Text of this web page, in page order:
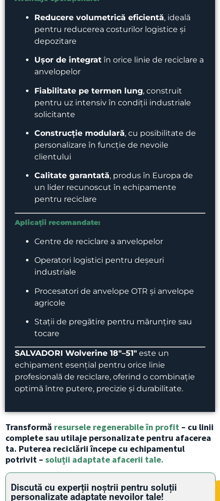
Reducere volumetrică eficientă, ideală
pentru reducerea costurilor logistice și
depozitare
Ușor de integrat în orice linie de reciclare a
anvelopelor
Fiabilitate pe termen lung, construit
pentru uz intensiv în condiții industriale
solicitante
Construcție modulară, cu posibilitate de
personalizare în funcție de nevoile
clientului
Calitate garantată, produs în Europa de
un lider recunoscut în echipamente
pentru reciclare
Aplicații recomandate:
Centre de reciclare a anvelopelor
Operatori logistici pentru deșeuri
industriale
Procesatori de anvelope OTR și anvelope
agricole
Stații de pregătire pentru mărunțire sau
tocare
SALVADORI Wolverine 18″–51″ este un
echipament esențial pentru orice linie
profesională de reciclare, oferind o combinație
optimă între putere, precizie și durabilitate.
Transformă resursele regenerabile în profit – cu linii
complete sau utilaje personalizate pentru afacerea
ta. Puterea reciclării începe cu echipamentul
potrivit – soluții adaptate afacerii tale.
Discută cu experții noștrii pentru soluții
personalizate adaptate nevoilor tale!